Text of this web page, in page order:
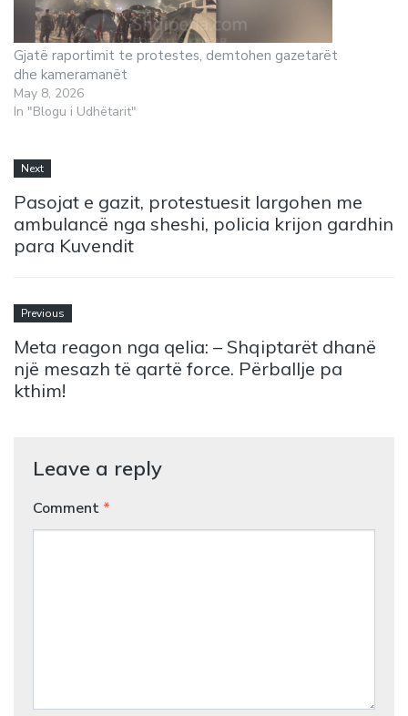
Gjatë raportimit te protestes, demtohen gazetarët
dhe kameramanët
May 8, 2026
In "Blogu i Udhëtarit"
Next
Pasojat e gazit, protestuesit largohen me
ambulancë nga sheshi, policia krijon gardhin
para Kuvendit
Previous
Meta reagon nga qelia: – Shqiptarët dhanë
një mesazh të qartë force. Përballje pa
kthim!
Leave a reply
Comment *